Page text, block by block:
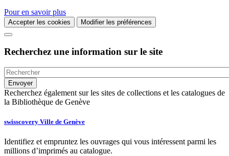
Pour en savoir plus
Accepter les cookies Modifier les préférences
Recherchez une information sur le site
Recherchez également sur les sites de collections et les catalogues de
la Bibliothèque de Genève
swisscovery Ville de Genève
Identifiez et empruntez les ouvrages qui vous intéressent parmi les
millions d’imprimés au catalogue.